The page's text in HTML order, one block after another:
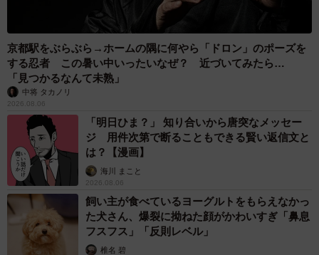
京都駅をぶらぶら→ホームの隅に何やら「ドロン」のポーズを
する忍者 この暑い中いったいなぜ？ 近づいてみたら…
「見つかるなんて未熟」
中将 タカノリ
2026.08.06
「明日ひま？」 知り合いから唐突なメッセー
ジ 用件次第で断ることもできる賢い返信文と
は？【漫画】
海川 まこと
2026.08.06
飼い主が食べているヨーグルトをもらえなかっ
た犬さん、爆裂に拗ねた顔がかわいすぎ「鼻息
フスフス」「反則レベル」
椎名 碧